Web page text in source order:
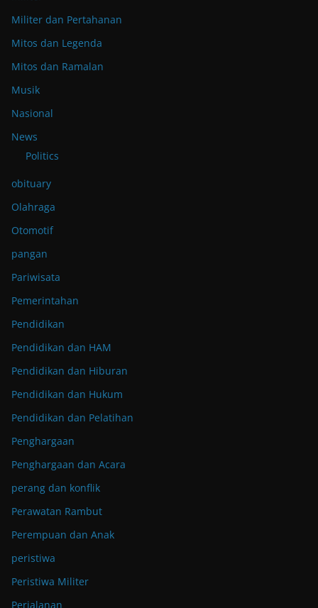
Militer dan Pertahanan
Mitos dan Legenda
Mitos dan Ramalan
Musik
Nasional
News
Politics
obituary
Olahraga
Otomotif
pangan
Pariwisata
Pemerintahan
Pendidikan
Pendidikan dan HAM
Pendidikan dan Hiburan
Pendidikan dan Hukum
Pendidikan dan Pelatihan
Penghargaan
Penghargaan dan Acara
perang dan konflik
Perawatan Rambut
Perempuan dan Anak
peristiwa
Peristiwa Militer
Perjalanan